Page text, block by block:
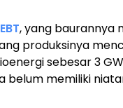
EBT, yang baurannya
produksinya
sebesar 3
belum memiliki